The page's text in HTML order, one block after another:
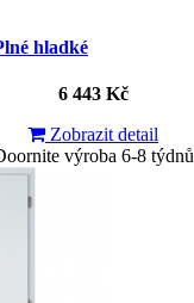
hladké
6 443 Kč
Zobrazit detail
výroba 6-8 týdnů